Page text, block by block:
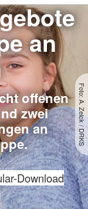
Foto: A. Zelck / DRKS
an
offenen
zwei
an
Download